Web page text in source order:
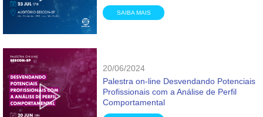
SAIBA MAIS
20/06/2024
Palestra on-line Desvendando Potenciais
Profissionais com a Análise de Perfil
Comportamental